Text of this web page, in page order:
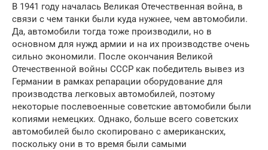
В 1941 году началась Великая Отечественная война, в
связи с чем танки были куда нужнее, чем автомобили.
Да, автомобили тогда тоже производили, но в
основном для нужд армии и на их производстве очень
сильно экономили. После окончания Великой
Отечественной войны СССР как победитель вывез из
Германии в рамках репарации оборудование для
производства легковых автомобилей, поэтому
некоторые послевоенные советские автомобили были
копиями немецких. Однако, больше всего советских
автомобилей было скопировано с американских,
поскольку они в то время были самыми